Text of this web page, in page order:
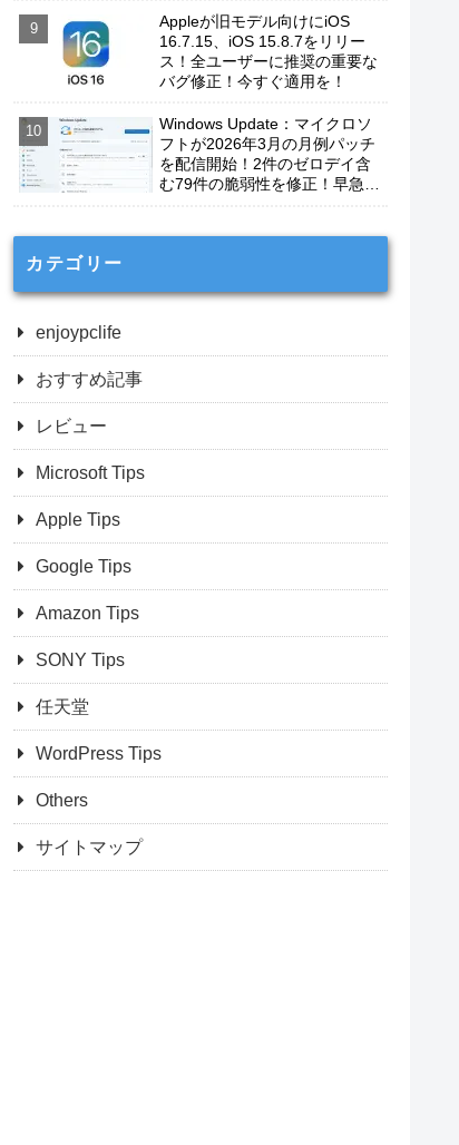
Appleが旧モデル向けにiOS
16.7.15、iOS 15.8.7をリリー
ス！全ユーザーに推奨の重要な
バグ修正！今すぐ適用を！
Windows Update：マイクロソ
フトが2026年3月の月例パッチ
を配信開始！2件のゼロデイ含
む79件の脆弱性を修正！早急に
カテゴリー
enjoypclife
おすすめ記事
レビュー
Microsoft Tips
Apple Tips
Google Tips
Amazon Tips
SONY Tips
任天堂
WordPress Tips
Others
サイトマップ